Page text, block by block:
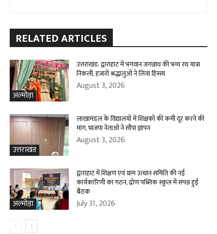
RELATED ARTICLES
अल्मोड़ा
उत्तराखंड: द्वाराहाट में भगवान जगन्नाथ की भव्य रथ यात्रा
निकली, हजारों श्रद्धालुओं ने लिया हिस्सा
August 3, 2026
उत्तराखंड
लाखामंडल के विद्यालयों में शिक्षकों की कमी दूर करने की
मांग, भाजपा नेताओं ने सौंपा ज्ञापन
August 3, 2026
अल्मोड़ा
द्वाराहाट में शिक्षण एवं ग्राम उत्थान समिति की नई
कार्यकारिणी का गठन, द्रोण पब्लिक स्कूल में संपन्न हुई
बैठक
July 31, 2026